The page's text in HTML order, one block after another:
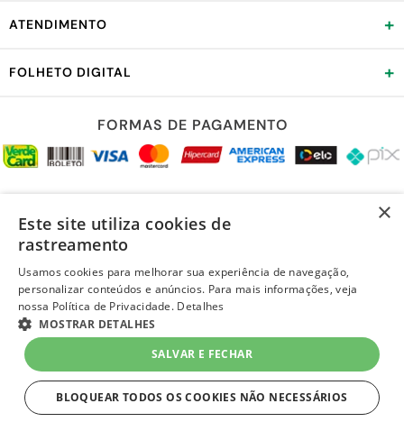
ATENDIMENTO +
FOLHETO DIGITAL +
FORMAS DE PAGAMENTO
LOJA SEGURA
×
Este site utiliza cookies de
rastreamento
Usamos cookies para melhorar sua experiência de navegação,
personalizar conteúdos e anúncios. Para mais informações, veja
nossa Política de Privacidade. Detalhes
MOSTRAR DETALHES
SALVAR E FECHAR
BLOQUEAR TODOS OS COOKIES NÃO NECESSÁRIOS